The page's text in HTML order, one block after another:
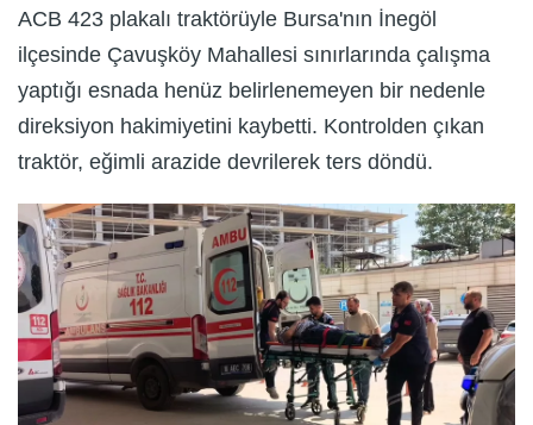
ACB 423 plakalı traktörüyle Bursa'nın İnegöl
ilçesinde Çavuşköy Mahallesi sınırlarında çalışma
yaptığı esnada henüz belirlenemeyen bir nedenle
direksiyon hakimiyetini kaybetti. Kontrolden çıkan
traktör, eğimli arazide devrilerek ters döndü.